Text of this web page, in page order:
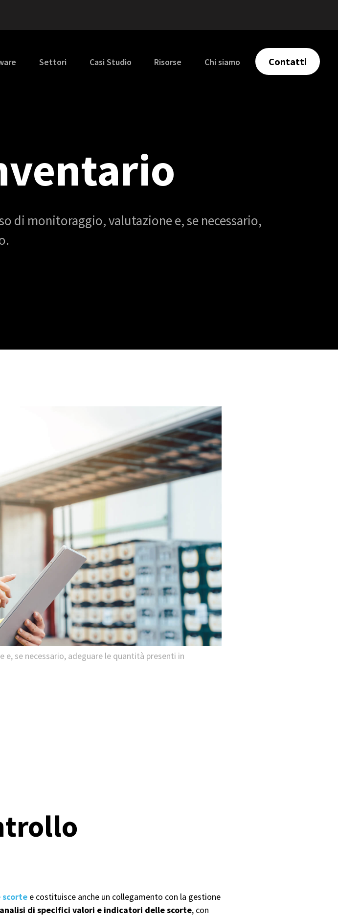
Settori Casi Studio Risorse Chi siamo Contatti
di monitoraggio, valutazione e, se necessario,
se necessario, adeguare le quantità presenti in
scorte e costituisce anche un collegamento con la gestione
di specifici valori e indicatori delle scorte, con